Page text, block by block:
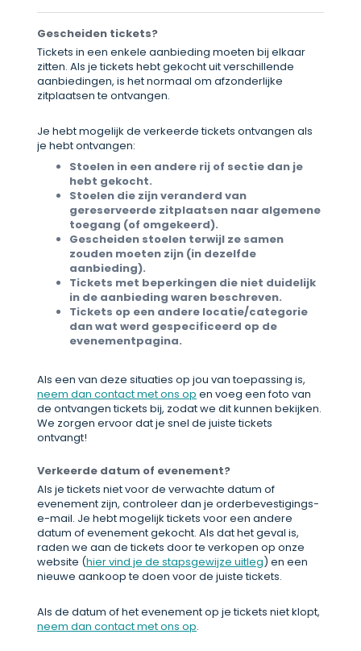
Gescheiden tickets?
Tickets in een enkele aanbieding moeten bij elkaar
zitten. Als je tickets hebt gekocht uit verschillende
aanbiedingen, is het normaal om afzonderlijke
zitplaatsen te ontvangen.
Je hebt mogelijk de verkeerde tickets ontvangen als
je hebt ontvangen:
Stoelen in een andere rij of sectie dan je
hebt gekocht.
Stoelen die zijn veranderd van
gereserveerde zitplaatsen naar algemene
toegang (of omgekeerd).
Gescheiden stoelen terwijl ze samen
zouden moeten zijn (in dezelfde
aanbieding).
Tickets met beperkingen die niet duidelijk
in de aanbieding waren beschreven.
Tickets op een andere locatie/categorie
dan wat werd gespecificeerd op de
evenementpagina.
Als een van deze situaties op jou van toepassing is,
neem dan contact met ons op en voeg een foto van
de ontvangen tickets bij, zodat we dit kunnen bekijken.
We zorgen ervoor dat je snel de juiste tickets
ontvangt!
Verkeerde datum of evenement?
Als je tickets niet voor de verwachte datum of
evenement zijn, controleer dan je orderbevestigings-
e-mail. Je hebt mogelijk tickets voor een andere
datum of evenement gekocht. Als dat het geval is,
raden we aan de tickets door te verkopen op onze
website (hier vind je de stapsgewijze uitleg) en een
nieuwe aankoop te doen voor de juiste tickets.
Als de datum of het evenement op je tickets niet klopt,
neem dan contact met ons op.